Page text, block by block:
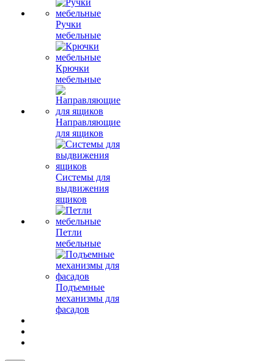
Ручки
мебельные
Крючки
мебельные
Направляющие
для ящиков
Системы для
выдвижения
ящиков
Петли
мебельные
Подъемные
механизмы для
фасадов